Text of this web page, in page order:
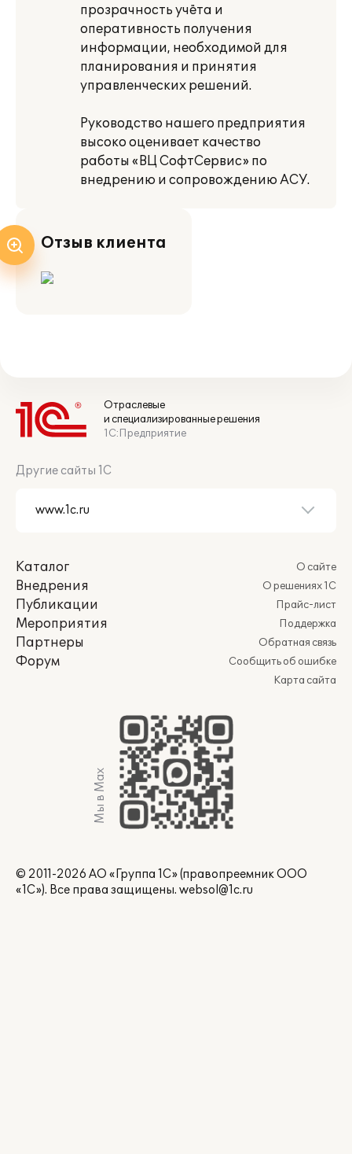
прозрачность учёта и
оперативность получения
информации, необходимой для
планирования и принятия
управленческих решений.
Руководство нашего предприятия
высоко оценивает качество
работы «ВЦ СофтСервис» по
внедрению и сопровождению АСУ.
Отзыв клиента
Отраслевые
и специализированные решения
1С:Предприятие
Другие сайты 1С
Каталог
Внедрения
Публикации
Мероприятия
Партнеры
Форум
О сайте
О решениях 1С
Прайс-лист
Поддержка
Обратная связь
Сообщить об ошибке
Карта сайта
Мы в Max
© 2011-2026 АО «Группа 1С» (правопреемник ООО
«1С»). Все права защищены. websol@1c.ru